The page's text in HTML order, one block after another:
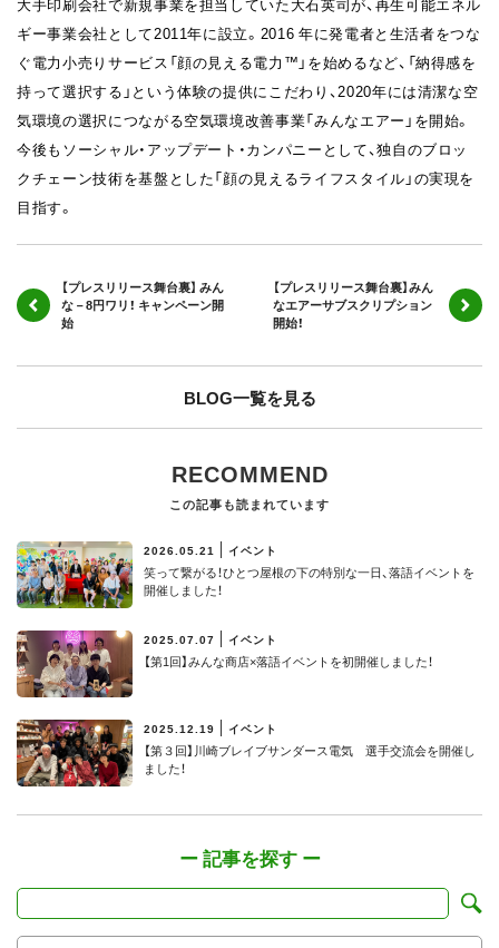
ギー事業会社として2011年に設立。2016 年に発電者と生活者をつな
ぐ電力小売りサービス「顔の見える電力™️」を始めるなど、「納得感を
持って選択する」という体験の提供にこだわり、2020年には清潔な空
気環境の選択につながる空気環境改善事業「みんなエアー」を開始。
今後もソーシャル・アップデート・カンパニーとして、独自のブロッ
クチェーン技術を基盤とした「顔の見えるライフスタイル」の実現を
目指す。
【プレスリリース舞台裏】 みん
な－8円ワリ！ キャンペーン開
始
【プレスリリース舞台裏】みん
なエアーサブスクリプション
開始！
BLOG一覧を見る
RECOMMEND
この記事も読まれています
2026.05.21 イベント
笑って繋がる！ひとつ屋根の下の特別な一日、落語イベントを
開催しました！
2025.07.07 イベント
【第1回】みんな商店×落語イベントを初開催しました！
2025.12.19 イベント
【第３回】川崎ブレイブサンダース電気 選手交流会を開催し
ました！